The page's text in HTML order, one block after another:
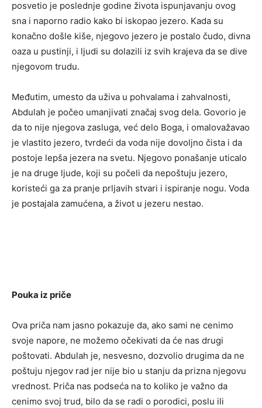
posvetio je poslednje godine života ispunjavanju ovog
sna i naporno radio kako bi iskopao jezero. Kada su
konačno došle kiše, njegovo jezero je postalo čudo, divna
oaza u pustinji, i ljudi su dolazili iz svih krajeva da se dive
njegovom trudu.
Međutim, umesto da uživa u pohvalama i zahvalnosti,
Abdulah je počeo umanjivati značaj svog dela. Govorio je
da to nije njegova zasluga, već delo Boga, i omalovažavao
je vlastito jezero, tvrdeći da voda nije dovoljno čista i da
postoje lepša jezera na svetu. Njegovo ponašanje uticalo
je na druge ljude, koji su počeli da nepoštuju jezero,
koristeći ga za pranje prljavih stvari i ispiranje nogu. Voda
je postajala zamućena, a život u jezeru nestao.
Pouka iz priče
Ova priča nam jasno pokazuje da, ako sami ne cenimo
svoje napore, ne možemo očekivati da će nas drugi
poštovati. Abdulah je, nesvesno, dozvolio drugima da ne
poštuju njegov rad jer nije bio u stanju da prizna njegovu
vrednost. Priča nas podseća na to koliko je važno da
cenimo svoj trud, bilo da se radi o porodici, poslu ili